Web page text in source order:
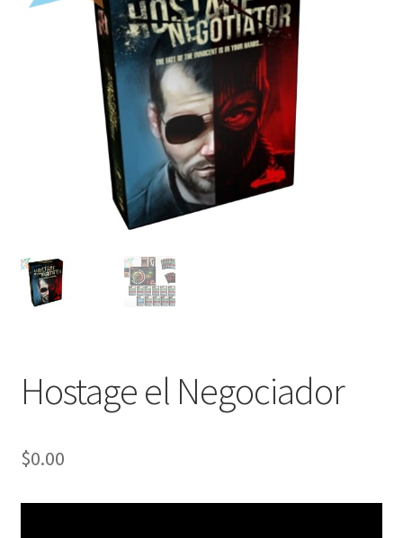
Hostage el Negociador
$0.00